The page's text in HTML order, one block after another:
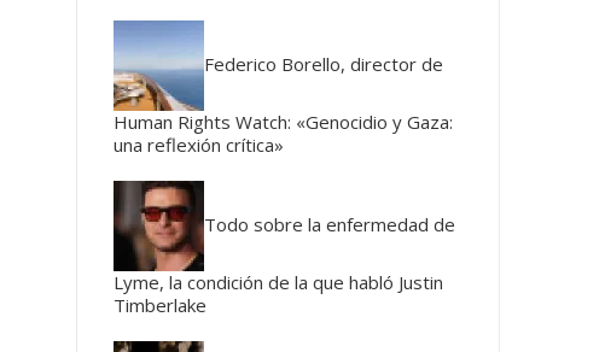
Federico Borello, director de
Human Rights Watch: «Genocidio y Gaza:
una reflexión crítica»
Todo sobre la enfermedad de
Lyme, la condición de la que habló Justin
Timberlake